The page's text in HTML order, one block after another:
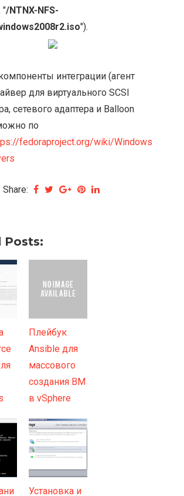
"/NTNX-NFS-
").
интеграции (агент
для виртуального SCSI
сетевого адаптера и Balloon
по
fedoraproject.org/wiki/Windows
Share:
Posts:
Плейбук
Ansible для
массового
создания ВМ
в vSphere
Установка и